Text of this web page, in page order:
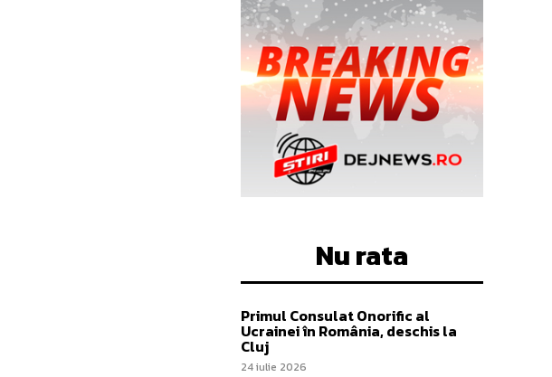
Nu rata
Primul Consulat Onorific al
Ucrainei în România, deschis la
Cluj
24 iulie 2026